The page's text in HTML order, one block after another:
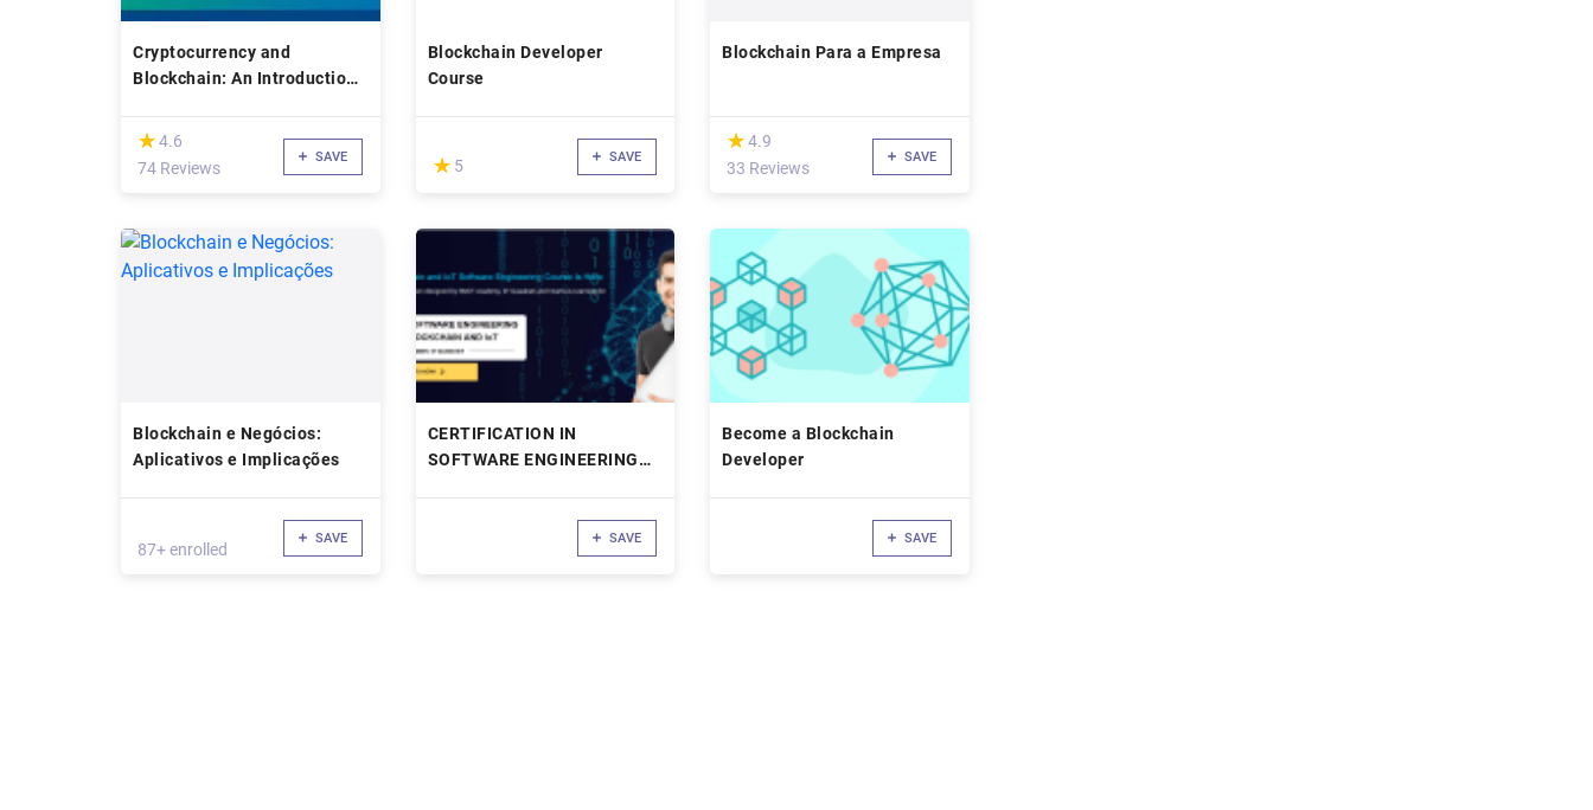
Cryptocurrency and
Blockchain: An Introduction
(*)
★
★4.6
74 Reviews
SAVE
Blockchain Developer
Course
(*)
★
★ 5 SAVE
Blockchain Para a Empresa
(*)
★
★ 4.9
33 Reviews
SAVE
Blockchain e Negócios:
Aplicativos e Implicações
87+ enrolled
SAVE
CERTIFICATION IN
SOFTWARE ENGINEERING
SAVE
Become a Blockchain
Developer
SAVE